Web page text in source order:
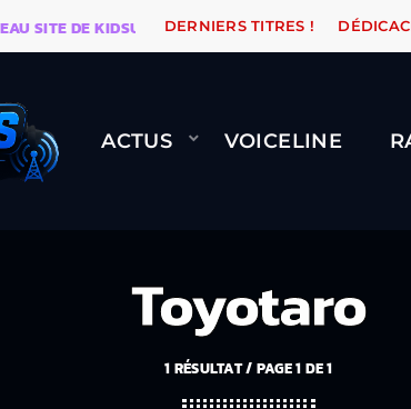
DE KIDSUNE WARÉTRO ORANGE
DERNIERS TITRES !
ACTUS VOICELINE
Toyotaro
1 RÉSULTAT / PAGE 1 DE 1